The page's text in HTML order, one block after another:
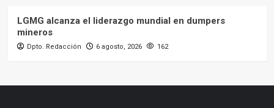
LGMG alcanza el liderazgo mundial en dumpers
mineros
Dpto. Redacción 6 agosto, 2026 162